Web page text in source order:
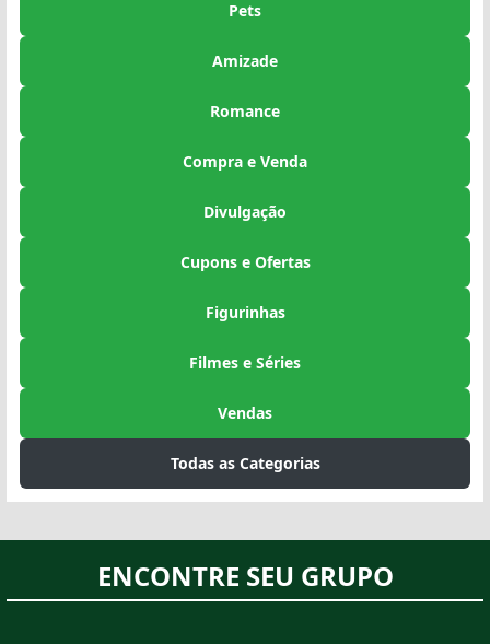
Pets
Amizade
Romance
Compra e Venda
Divulgação
Cupons e Ofertas
Figurinhas
Filmes e Séries
Vendas
Todas as Categorias
ENCONTRE SEU GRUPO